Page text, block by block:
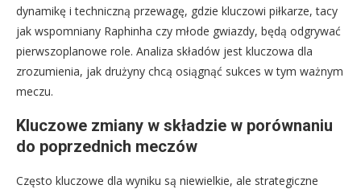
dynamikę i techniczną przewagę, gdzie kluczowi piłkarze, tacy
jak wspomniany Raphinha czy młode gwiazdy, będą odgrywać
pierwszoplanowe role. Analiza składów jest kluczowa dla
zrozumienia, jak drużyny chcą osiągnąć sukces w tym ważnym
meczu.
Kluczowe zmiany w składzie w porównaniu
do poprzednich meczów
Często kluczowe dla wyniku są niewielkie, ale strategiczne